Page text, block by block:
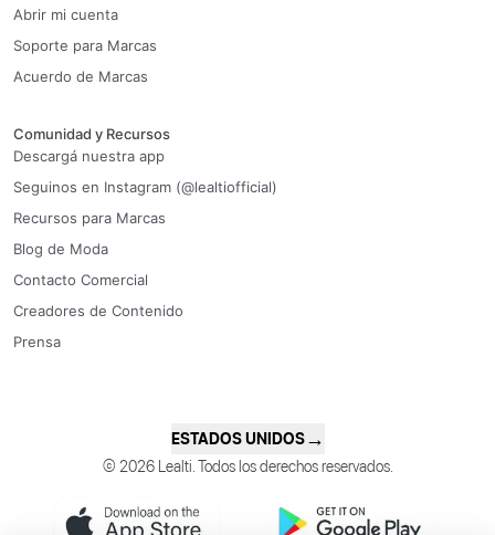
Abrir mi cuenta
Soporte para Marcas
Acuerdo de Marcas
Comunidad y Recursos
Descargá nuestra app
Seguinos en Instagram (@lealtiofficial)
Recursos para Marcas
Blog de Moda
Contacto Comercial
Creadores de Contenido
Prensa
ESTADOS UNIDOS→
© 2026 Lealti. Todos los derechos reservados.